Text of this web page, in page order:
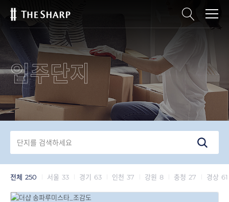
입주단지
전체 250 서울 33 경기 63 인천 37 강원 8 충청 27 경상 61